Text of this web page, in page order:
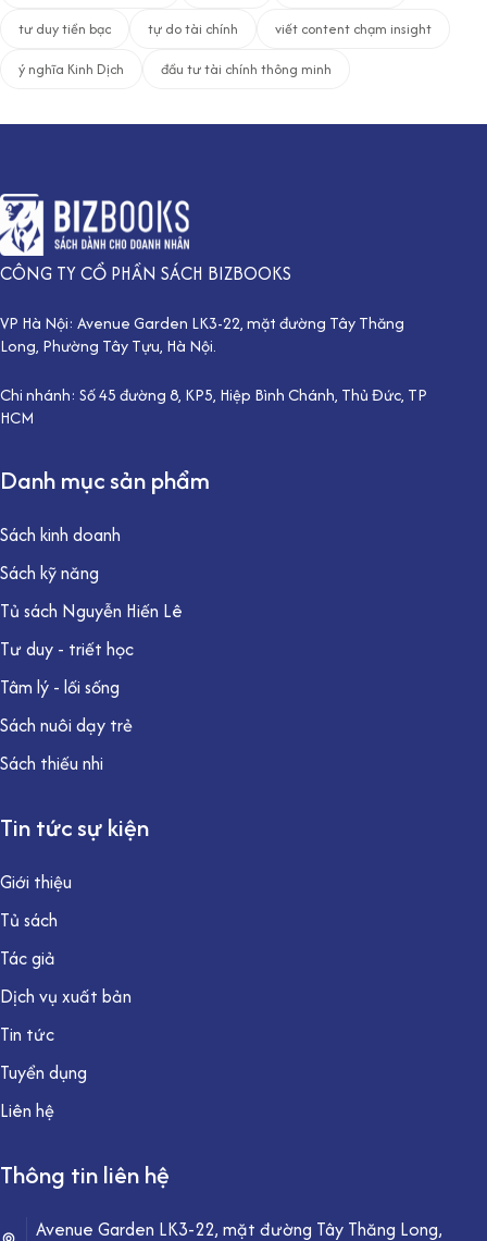
tư duy tiền bạc
tự do tài chính
viết content chạm insight
ý nghĩa Kinh Dịch
đầu tư tài chính thông minh
CÔNG TY CỔ PHẦN SÁCH BIZBOOKS
VP Hà Nội: Avenue Garden LK3-22, mặt đường Tây Thăng
Long, Phường Tây Tựu, Hà Nội.
Chi nhánh: Số 45 đường 8, KP5, Hiệp Bình Chánh, Thủ Đức, TP
HCM
Danh mục sản phẩm
Sách kinh doanh
Sách kỹ năng
Tủ sách Nguyễn Hiến Lê
Tư duy - triết học
Tâm lý - lối sống
Sách nuôi dạy trẻ
Sách thiếu nhi
Tin tức sự kiện
Giới thiệu
Tủ sách
Tác giả
Dịch vụ xuất bản
Tin tức
Tuyển dụng
Liên hệ
Thông tin liên hệ
Avenue Garden LK3-22, mặt đường Tây Thăng Long,